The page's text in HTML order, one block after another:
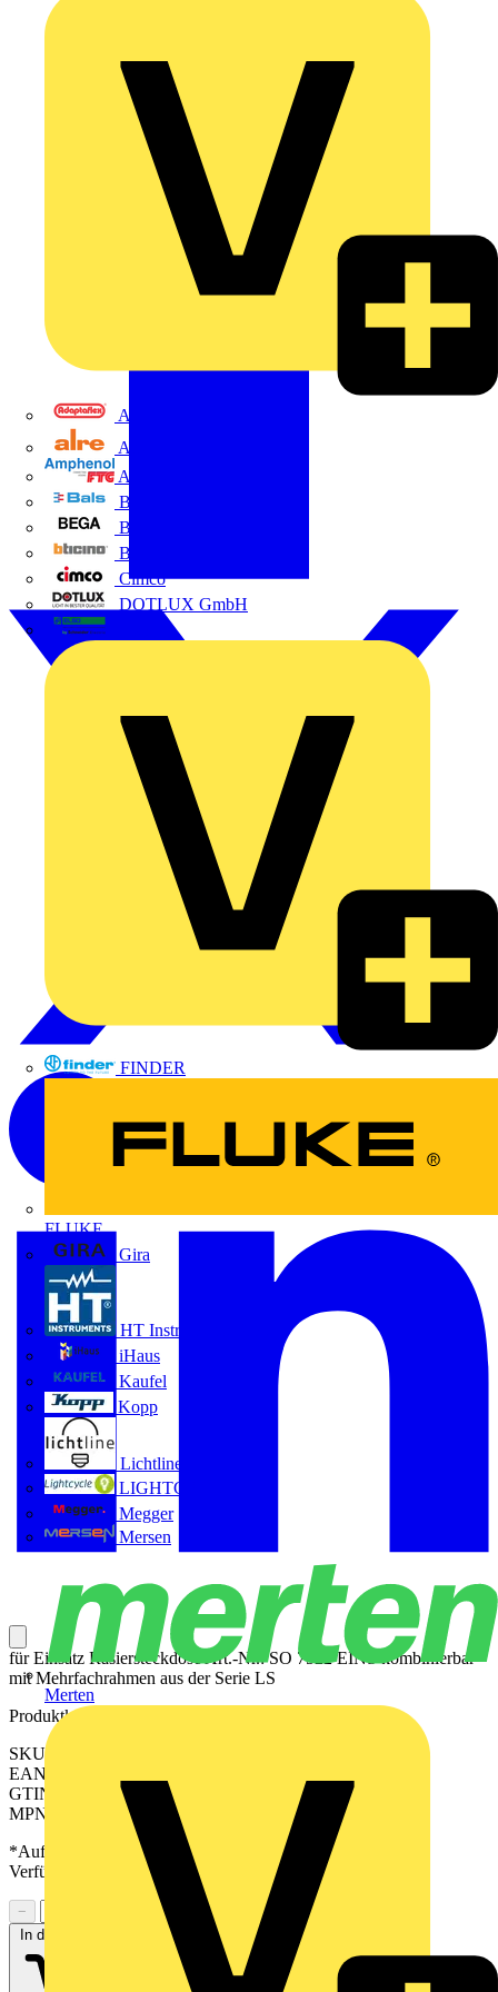
Adaptaflex
Alre
Amphenol FTG
BALS
Bega
Bticino
Cimco
DOTLUX GmbH
FINDER
FLUKE
Gira
HT Instruments GmbH
iHaus
Kaufel
Kopp
Lichtline
LIGHTCYCLE
Megger
Mersen
Merten
für Einsatz Rasiersteckdose Art.-Nr.: SO 7522 EINS kombinierbar
mit Mehrfachrahmen aus der Serie LS
Produktkennzeichen
SKU: SOBRG7522PL
EAN: 4011377373761
GTIN: 4011377373761
MPN: SO BRG 7522 PL
*Auf Anfrage verfügbar - bitte in den Warenkorb legen, um
Verfügbarkeit zu prüfen
−
+
In den Warenkorb